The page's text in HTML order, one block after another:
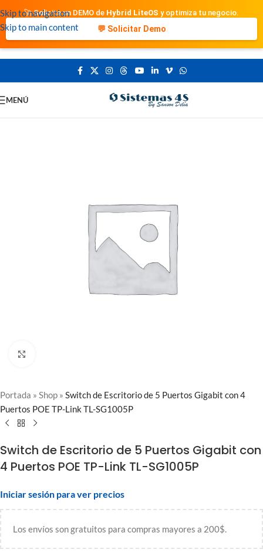
Skip to navigation
Skip to main content
🚀 Solicita un DEMO de Hybrid LiteOS y optimiza tu negocio.
💬 Solicitar Demo
MENÚ
Portada » Shop » Switch de Escritorio de 5 Puertos Gigabit con 4
Puertos POE TP-Link TL-SG1005P
Switch de Escritorio de 5 Puertos Gigabit con
4 Puertos POE TP-Link TL-SG1005P
Iniciar sesión para ver precios
Los envíos son gratuitos para compras mayores a 200$.